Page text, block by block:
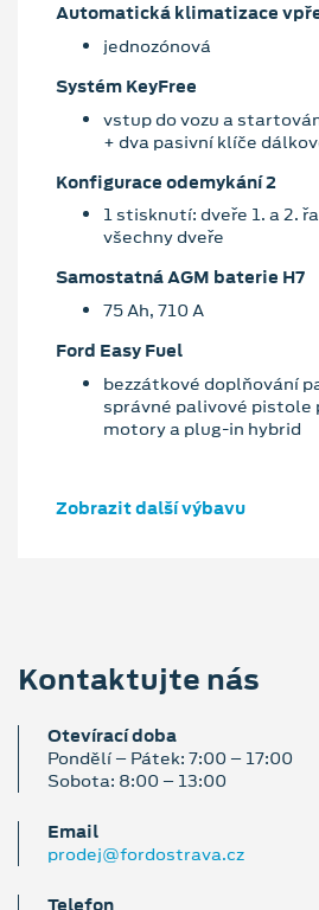
Automatická klimatizace
jednozónová
Systém KeyFree
vstup do vozu a
+ dva pasivní klíče
Konfigurace odemykání 2
1 stisknutí: dveře 1. a 2.
všechny dveře
Samostatná AGM baterie H7
75 Ah, 710 A
Ford Easy Fuel
bezzátkové doplňování
správné palivové pistole
motory a plug-in hybrid
Zobrazit další výbavu
Kontaktujte nás
Otevírací doba
Pondělí – Pátek: 7:00 – 17:00
Sobota: 8:00 – 13:00
Email
prodej@fordostrava.cz
Telefon